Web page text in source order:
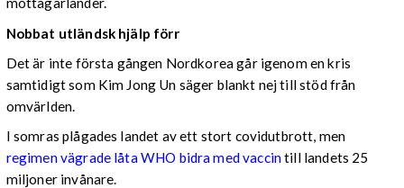
Nobbat utländsk hjälp förr
Det är inte första gången Nordkorea går igenom en kris
samtidigt som Kim Jong Un säger blankt nej till stöd från
omvärlden.
I somras plågades landet av ett stort covidutbrott, men
regimen vägrade låta WHO bidra med vaccintill landets 25
miljoner invånare.